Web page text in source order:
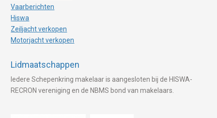
Vaarberichten
Hiswa
Zeiljacht verkopen
Motorjacht verkopen
Lidmaatschappen
Iedere Schepenkring makelaar is aangesloten bij de HISWA-
RECRON vereniging en de NBMS bond van makelaars.